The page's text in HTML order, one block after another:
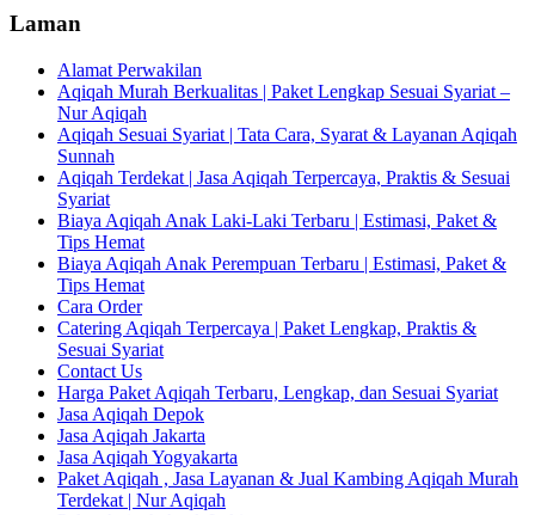
Laman
Alamat Perwakilan
Aqiqah Murah Berkualitas | Paket Lengkap Sesuai Syariat –
Nur Aqiqah
Aqiqah Sesuai Syariat | Tata Cara, Syarat & Layanan Aqiqah
Sunnah
Aqiqah Terdekat | Jasa Aqiqah Terpercaya, Praktis & Sesuai
Syariat
Biaya Aqiqah Anak Laki-Laki Terbaru | Estimasi, Paket &
Tips Hemat
Biaya Aqiqah Anak Perempuan Terbaru | Estimasi, Paket &
Tips Hemat
Cara Order
Catering Aqiqah Terpercaya | Paket Lengkap, Praktis &
Sesuai Syariat
Contact Us
Harga Paket Aqiqah Terbaru, Lengkap, dan Sesuai Syariat
Jasa Aqiqah Depok
Jasa Aqiqah Jakarta
Jasa Aqiqah Yogyakarta
Paket Aqiqah , Jasa Layanan & Jual Kambing Aqiqah Murah
Terdekat | Nur Aqiqah